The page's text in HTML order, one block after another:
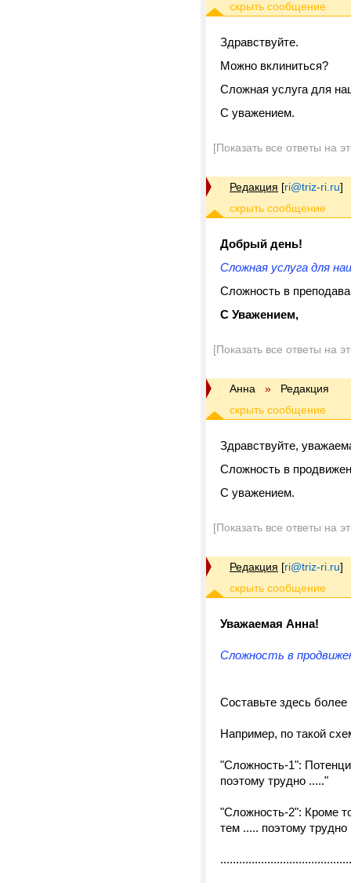
Здравствуйте.
Можно вклиниться?
Сложная услуга для
С уважением.
[Показать все ответы на
Редакция [ri@triz-ri.ru]
Добрый день!
Сложная услуга для
Сложность в
С Уважением,
[Показать все ответы на
Анна » Редакция
Здравствуйте,
Сложность в
С уважением.
[Показать все ответы на
Редакция [ri@triz-ri.ru]
Уважаемая Анна!
Сложность в
Составьте здесь
Например, по такой
"Сложность-1":
поэтому трудно ....."
"Сложность-2": Кроме
тем ..... поэтому трудно